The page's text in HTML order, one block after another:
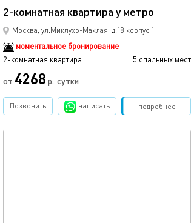
2-комнатная квартира у метро
Москва, ул.Миклухо-Маклая, д.18 корпус 1
моментальное бронирование
2-комнатная квартира
5 спальных мест
от 4268 р. сутки
подробнее
Позвонить написать Забронировать